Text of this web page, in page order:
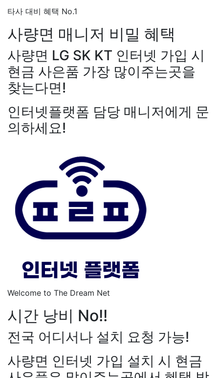
타사 대비 혜택 No.1
사량면 매니저 비밀 혜택
사량면 LG SK KT 인터넷 가입 시
현금 사은품 가장 많이주는곳을
찾는다면!
인터넷플랫폼 담당 매니저에게 문
의하세요!
Welcome to The Dream Net
시간 낭비 No!!
전국 어디서나 설치 요청 가능!
사량면 인터넷 가입 설치 시 현금